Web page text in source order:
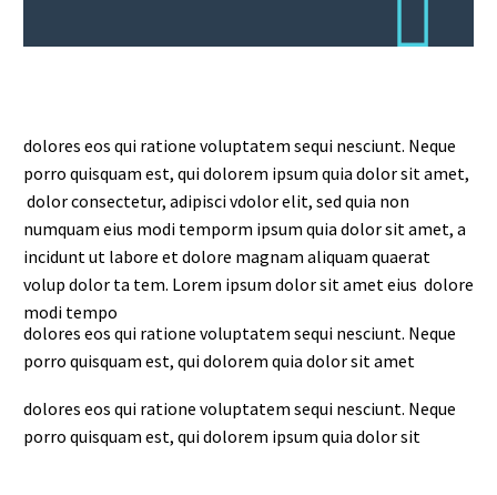
dolores eos qui ratione voluptatem sequi nesciunt. Neque
porro quisquam est, qui dolorem ipsum quia dolor sit amet,
dolor consectetur, adipisci vdolor elit, sed quia non
numquam eius modi temporm ipsum quia dolor sit amet, a
incidunt ut labore et dolore magnam aliquam quaerat
volup dolor ta tem. Lorem ipsum dolor sit amet eius dolore
modi tempo
dolores eos qui ratione voluptatem sequi nesciunt. Neque
porro quisquam est, qui dolorem quia dolor sit amet
dolores eos qui ratione voluptatem sequi nesciunt. Neque
porro quisquam est, qui dolorem ipsum quia dolor sit